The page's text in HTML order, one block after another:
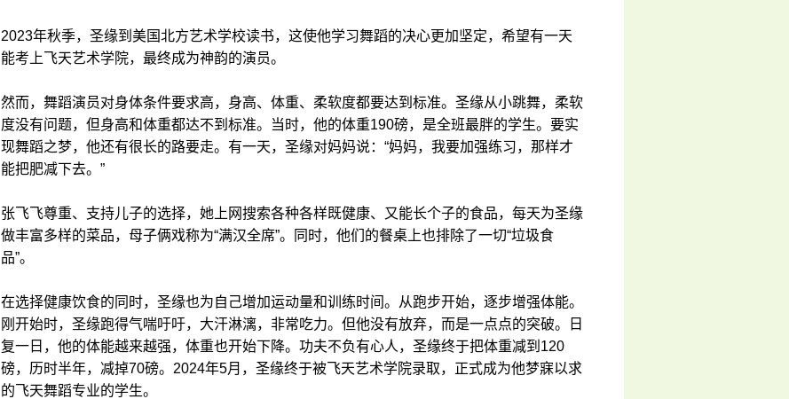
2023年秋季，圣缘到美国北方艺术学校读书，这使他学习舞蹈的决心更加坚定，希望有一天
能考上飞天艺术学院，最终成为神韵的演员。
然而，舞蹈演员对身体条件要求高，身高、体重、柔软度都要达到标准。圣缘从小跳舞，柔软
度没有问题，但身高和体重都达不到标准。当时，他的体重190磅，是全班最胖的学生。要实
现舞蹈之梦，他还有很长的路要走。有一天，圣缘对妈妈说：“妈妈，我要加强练习，那样才
能把肥减下去。”
张飞飞尊重、支持儿子的选择，她上网搜索各种各样既健康、又能长个子的食品，每天为圣缘
做丰富多样的菜品，母子俩戏称为“满汉全席”。同时，他们的餐桌上也排除了一切“垃圾食
品”。
在选择健康饮食的同时，圣缘也为自己增加运动量和训练时间。从跑步开始，逐步增强体能。
刚开始时，圣缘跑得气喘吁吁，大汗淋漓，非常吃力。但他没有放弃，而是一点点的突破。日
复一日，他的体能越来越强，体重也开始下降。功夫不负有心人，圣缘终于把体重减到120
磅，历时半年，减掉70磅。2024年5月，圣缘终于被飞天艺术学院录取，正式成为他梦寐以求
的飞天舞蹈专业的学生。